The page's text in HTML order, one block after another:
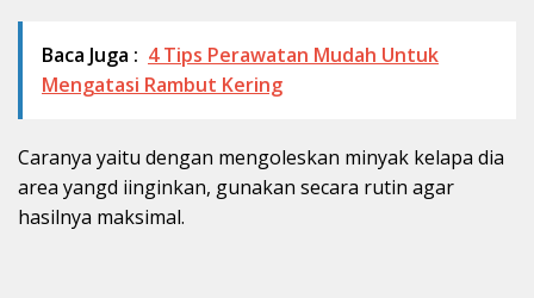
Baca Juga : 4 Tips Perawatan Mudah Untuk
Mengatasi Rambut Kering
Caranya yaitu dengan mengoleskan minyak kelapa dia
area yangd iinginkan, gunakan secara rutin agar
hasilnya maksimal.